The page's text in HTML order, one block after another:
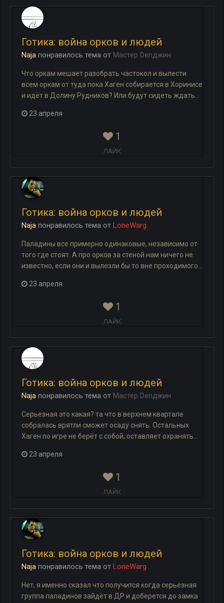
Готика: война орков и людей
Naja понравилось тема от Мастер Denджин
Что оркам мешает разобрать частокол и вылести
всем оркам от туда пока Хаген собирается в Хоринисе
и идёт в Долину Рудников? Или будут сидеть ждать...
23 апреля
1
ЛАЙК
Готика: война орков и людей
Naja понравилось тема от LoneWarg
Паладины все примерно одинаковые, независимо от
того где стоят. А про орков за стеной нам ничего не
известно, если они и вылезли бы то вне проходимого...
23 апреля
1
ЛАЙК
Готика: война орков и людей
Naja понравилось тема от Мастер Denджин
Серьезная это какая? та что в верхнем квартале
собралась врятли сможет осаду снять. Остальных
Хаген по игре не берёт с собой, оставляет охранять...
23 апреля
1
ЛАЙК
Готика: война орков и людей
Naja понравилось тема от LoneWarg
Нет, я именно сказал что получится когда серьезная
группа паладинов зайдёт в ДР и доберется до замка